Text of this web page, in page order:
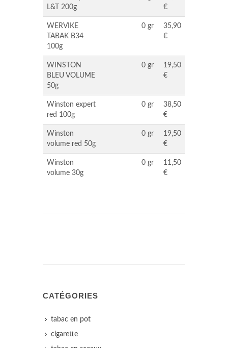
L&T 200g
€
WERVIKE
TABAK B34
100g
0 gr
35,90
€
WINSTON
BLEU VOLUME
50g
0 gr
19,50
€
Winston expert
red 100g
0 gr
38,50
€
Winston
volume red 50g
0 gr
19,50
€
Winston
volume 30g
0 gr
11,50
€
CATÉGORIES
tabac en pot
cigarette